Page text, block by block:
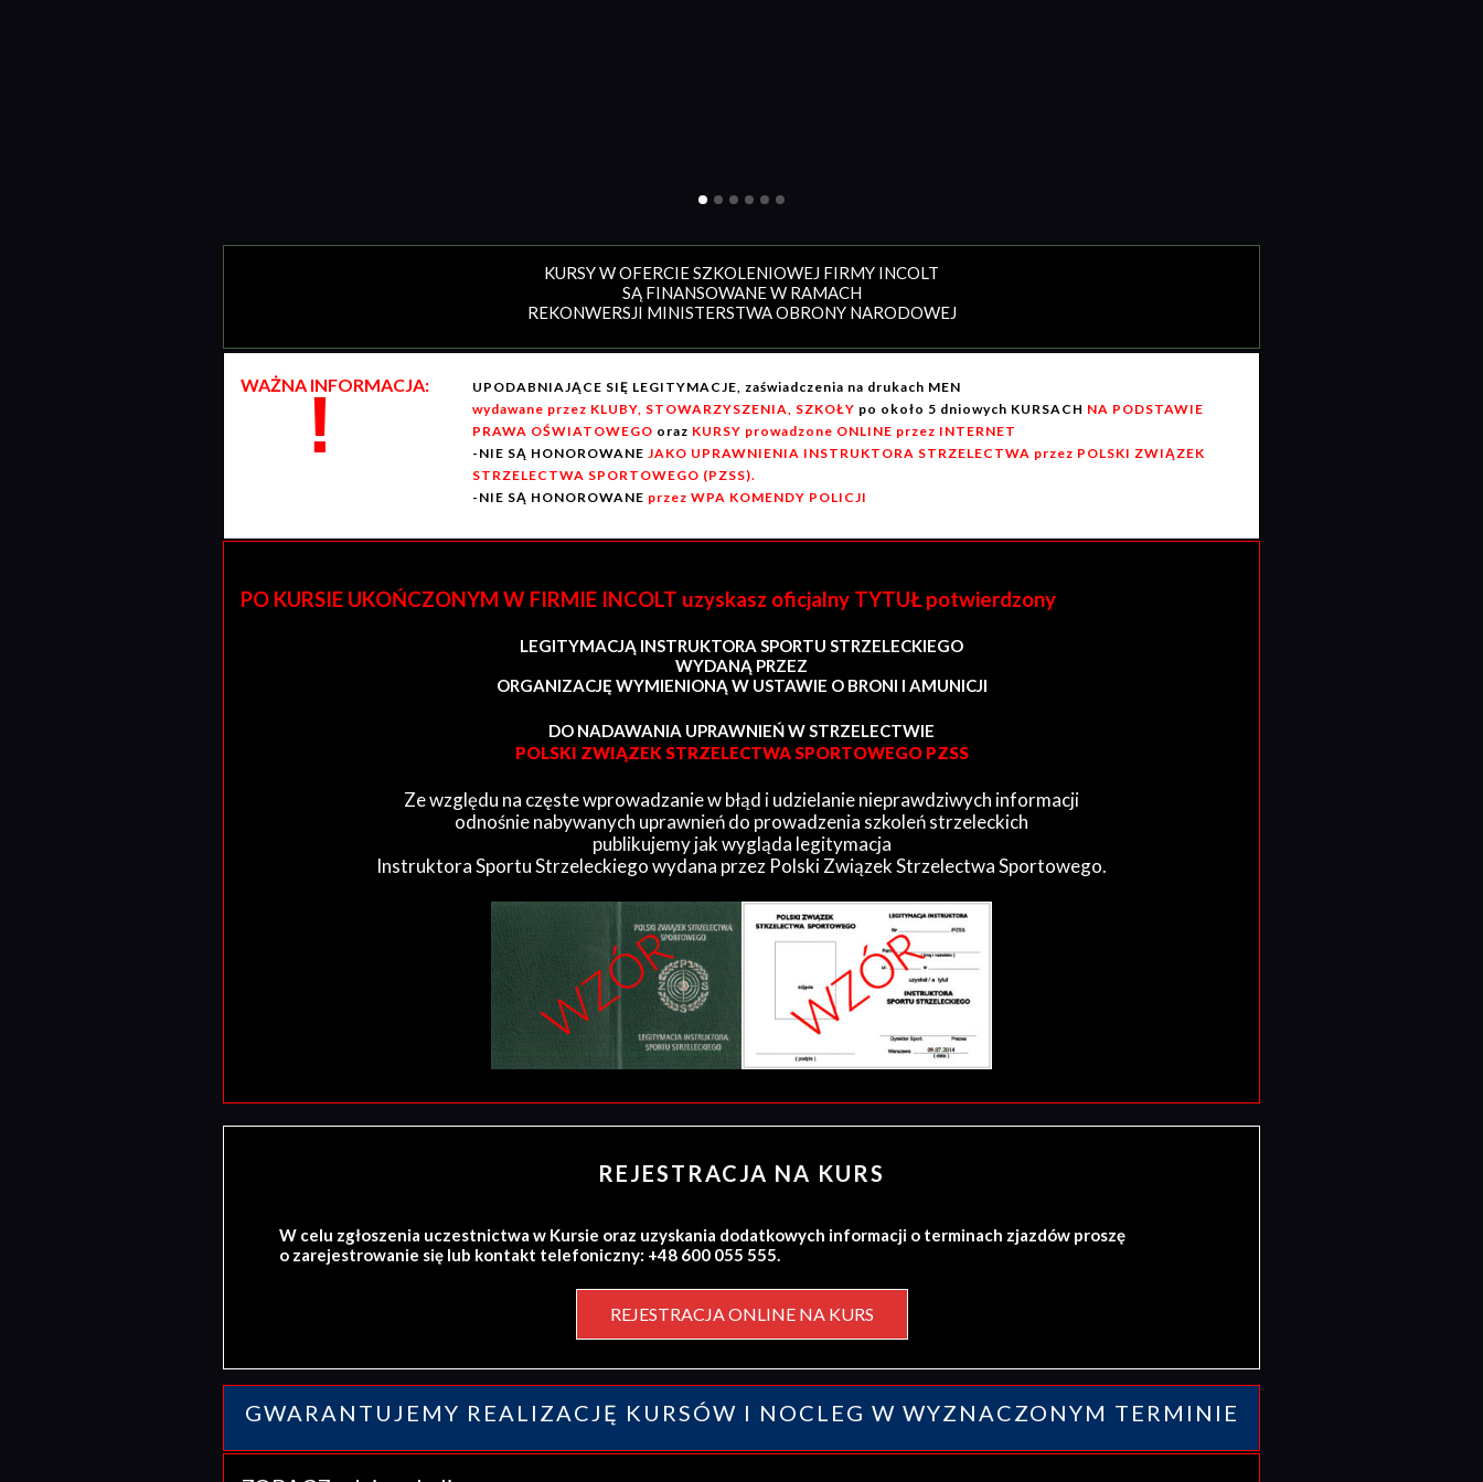
KURSY W OFERCIE SZKOLENIOWEJ FIRMY INCOLT
SĄ FINANSOWANE W RAMACH
REKONWERSJI MINISTERSTWA OBRONY NARODOWEJ
WAŻNA INFORMACJA:
!
UPODABNIAJĄCE SIĘ LEGITYMACJE, zaświadczenia na drukach MEN
wydawane przez KLUBY, STOWARZYSZENIA, SZKOŁY po około 5 dniowych KURSACH NA PODSTAWIE
PRAWA OŚWIATOWEGO oraz KURSY prowadzone ONLINE przez INTERNET
-NIE SĄ HONOROWANE JAKO UPRAWNIENIA INSTRUKTORA STRZELECTWA przez POLSKI ZWIĄZEK
STRZELECTWA SPORTOWEGO (PZSS).
-NIE SĄ HONOROWANE przez WPA KOMENDY POLICJI
PO KURSIE UKOŃCZONYM W FIRMIE INCOLT uzyskasz oficjalny TYTUŁ potwierdzony
LEGITYMACJĄ INSTRUKTORA SPORTU STRZELECKIEGO
WYDANĄ PRZEZ
ORGANIZACJĘ WYMIENIONĄ W USTAWIE O BRONI I AMUNICJI
DO NADAWANIA UPRAWNIEŃ W STRZELECTWIE
POLSKI ZWIĄZEK STRZELECTWA SPORTOWEGO PZSS
Ze względu na częste wprowadzanie w błąd i udzielanie nieprawdziwych informacji
odnośnie nabywanych uprawnień do prowadzenia szkoleń strzeleckich
publikujemy jak wygląda legitymacja
Instruktora Sportu Strzeleckiego wydana przez Polski Związek Strzelectwa Sportowego.
REJESTRACJA NA KURS
W celu zgłoszenia uczestnictwa w Kursie oraz uzyskania dodatkowych informacji o terminach zjazdów proszę
o zarejestrowanie się lub kontakt telefoniczny: +48 600 055 555.
REJESTRACJA ONLINE NA KURS
GWARANTUJEMY REALIZACJĘ KURSÓW I NOCLEG W WYZNACZONYM TERMINIE